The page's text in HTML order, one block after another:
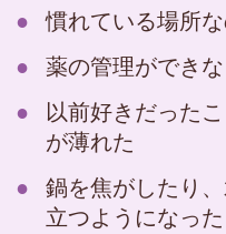
慣れている場所
薬の管理ができ
以前好きだった
が薄れた
鍋を焦がしたり
立つようになった